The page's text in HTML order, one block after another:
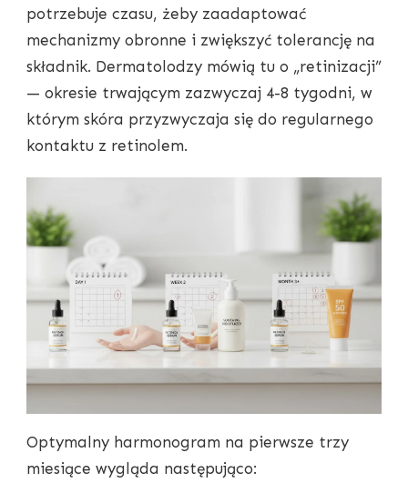
potrzebuje czasu, żeby zaadaptować
mechanizmy obronne i zwiększyć tolerancję na
składnik. Dermatolodzy mówią tu o „retinizacji”
— okresie trwającym zazwyczaj 4-8 tygodni, w
którym skóra przyzwyczaja się do regularnego
kontaktu z retinolem.
Optymalny harmonogram na pierwsze trzy
miesiące wygląda następująco: